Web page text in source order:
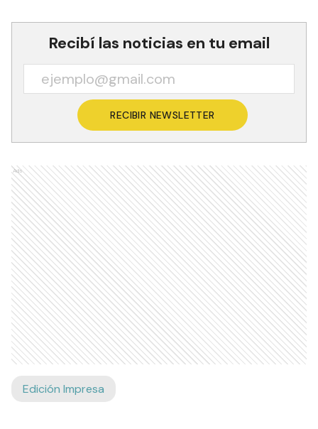
Recibí las noticias en tu email
RECIBIR NEWSLETTER
Ads
Edición Impresa